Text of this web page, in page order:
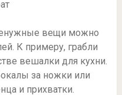
вещи можно
К примеру, грабли
вешалки для кухни.
за ножки или
и прихватки.